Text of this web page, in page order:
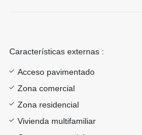
Características externas :
Acceso pavimentado
Zona comercial
Zona residencial
Vivienda multifamiliar